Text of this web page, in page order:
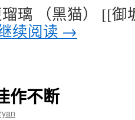
璃 （黑猫） [[御
续阅读 →
作不断